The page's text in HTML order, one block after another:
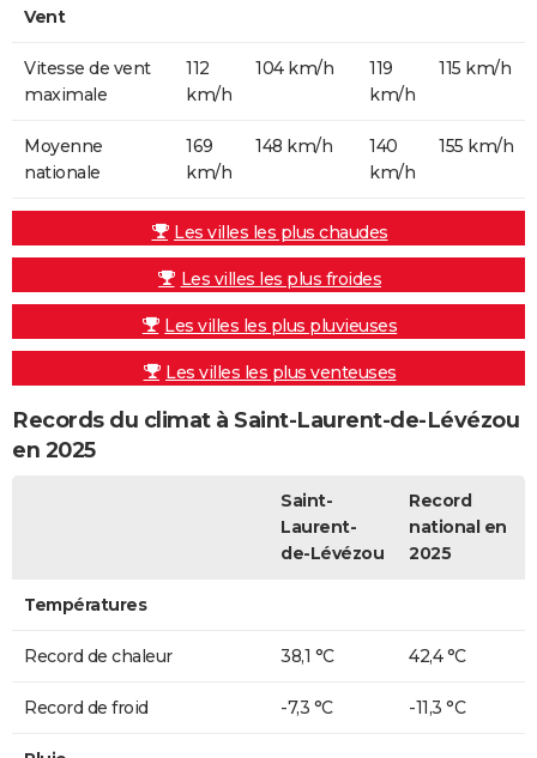
Vent
Vitesse de vent
maximale
112
km/h
104 km/h
119
km/h
115 km/h
Moyenne
nationale
169
km/h
148 km/h
140
km/h
155 km/h
Les villes les plus chaudes
Les villes les plus froides
Les villes les plus pluvieuses
Les villes les plus venteuses
Records du climat à Saint-Laurent-de-Lévézou
en 2025
Saint-
Laurent-
de-Lévézou
Record
national en
2025
Températures
Record de chaleur 38,1 °C 42,4 °C
Record de froid -7,3 °C -11,3 °C